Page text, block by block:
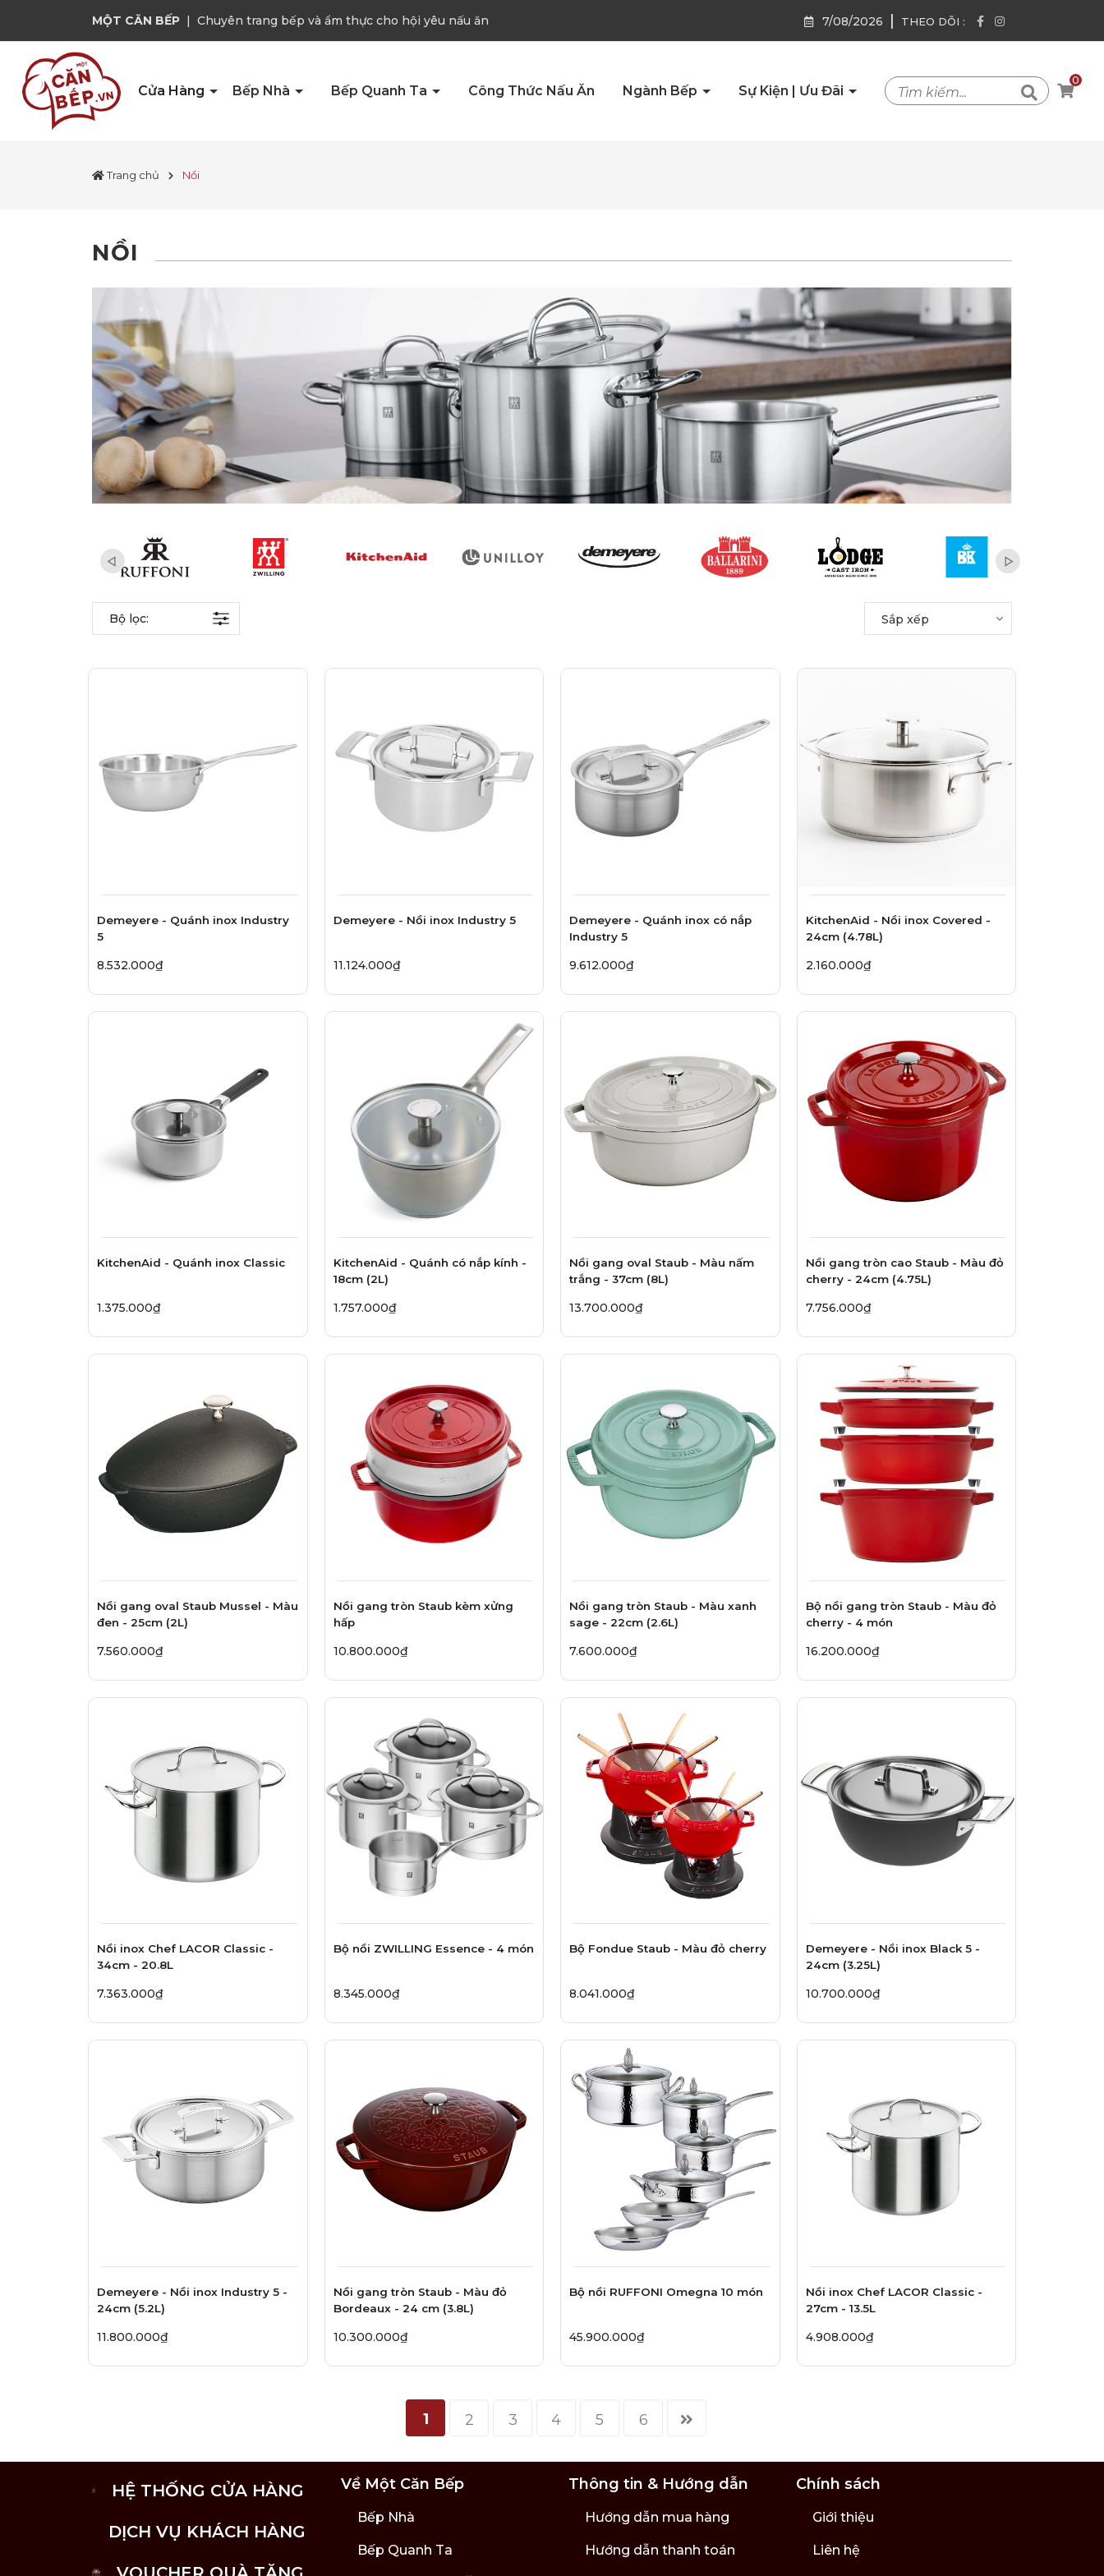
MỘT CĂN BẾP | Chuyên trang bếp và ẩm thực cho hội yêu nấu ăn 7/08/2026 | THEO DÕI :
Cửa Hàng Bếp Nhà Bếp Quanh Ta Công Thức Nấu Ăn Ngành Bếp Sự Kiện | Ưu Đãi
0
Trang chủ Nồi
NỒI
Bộ lọc: Sắp xếp
Demeyere - Quánh inox Industry
5
8.532.000₫
Demeyere - Nồi inox Industry 5
11.124.000₫
Demeyere - Quánh inox có nắp
Industry 5
9.612.000₫
KitchenAid - Nồi inox Covered -
24cm (4.78L)
2.160.000₫
KitchenAid - Quánh inox Classic
1.375.000₫
KitchenAid - Quánh có nắp kính -
18cm (2L)
1.757.000₫
Nồi gang oval Staub - Màu nấm
trắng - 37cm (8L)
13.700.000₫
Nồi gang tròn cao Staub - Màu đỏ
cherry - 24cm (4.75L)
7.756.000₫
Nồi gang oval Staub Mussel - Màu
đen - 25cm (2L)
7.560.000₫
Nồi gang tròn Staub kèm xửng
hấp
10.800.000₫
Nồi gang tròn Staub - Màu xanh
sage - 22cm (2.6L)
7.600.000₫
Bộ nồi gang tròn Staub - Màu đỏ
cherry - 4 món
16.200.000₫
Nồi inox Chef LACOR Classic -
34cm - 20.8L
7.363.000₫
Bộ nồi ZWILLING Essence - 4 món
8.345.000₫
Bộ Fondue Staub - Màu đỏ cherry
8.041.000₫
Demeyere - Nồi inox Black 5 -
24cm (3.25L)
10.700.000₫
Demeyere - Nồi inox Industry 5 -
24cm (5.2L)
11.800.000₫
Nồi gang tròn Staub - Màu đỏ
Bordeaux - 24 cm (3.8L)
10.300.000₫
Bộ nồi RUFFONI Omegna 10 món
45.900.000₫
Nồi inox Chef LACOR Classic -
27cm - 13.5L
4.908.000₫
1 2 3 4 5 6
HỆ THỐNG CỬA HÀNG
DỊCH VỤ KHÁCH HÀNG
Về Một Căn Bếp
Bếp Nhà
Bếp Quanh Ta
Thông tin & Hướng dẫn
Hướng dẫn mua hàng
Hướng dẫn thanh toán
Chính sách
Giới thiệu
Liên hệ